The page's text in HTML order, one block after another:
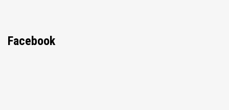
Facebook